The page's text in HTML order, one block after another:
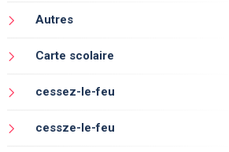
Autres
Carte scolaire
cessez-le-feu
cessze-le-feu